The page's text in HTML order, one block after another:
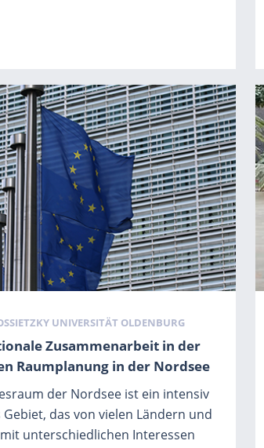
Zusammenarbeit in der
Raumplanung in der Nordsee
der Nordsee ist ein intensiv
Gebiet, das von vielen Ländern und
unterschiedlichen Interessen
UNIVERSITÄT OLDENBURG